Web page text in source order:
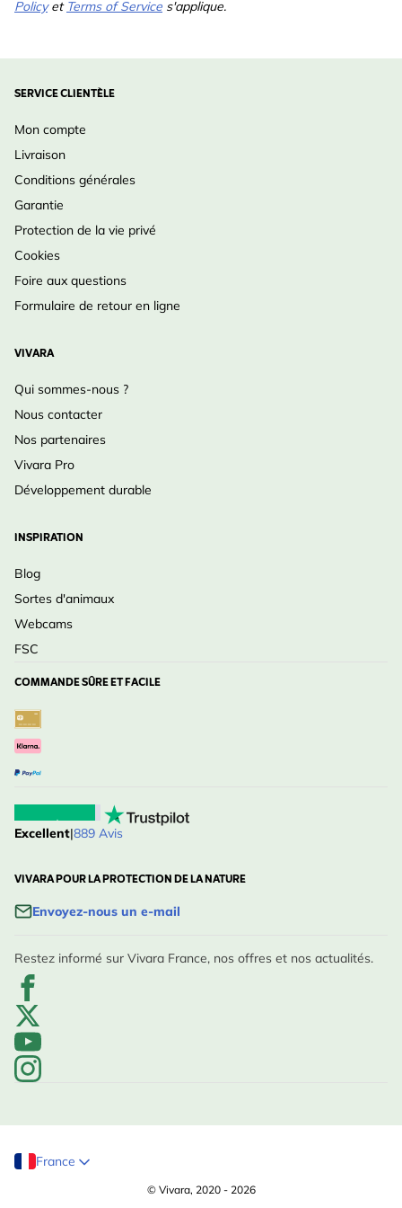
Policyet Terms of Service s'applique.
SERVICE CLIENTÈLE
Mon compte
Livraison
Conditions générales
Garantie
Protection de la vie privé
Cookies
Foire aux questions
Formulaire de retour en ligne
VIVARA
Qui sommes-nous ?
Nous contacter
Nos partenaires
Vivara Pro
Développement durable
INSPIRATION
Blog
Sortes d'animaux
Webcams
FSC
COMMANDE SÛRE ET FACILE
Excellent|889 Avis
VIVARA POUR LA PROTECTION DE LA NATURE
Envoyez-nous un e-mail
Restez informé sur Vivara France, nos offres et nos actualités.
France
© Vivara, 2020 - 2026